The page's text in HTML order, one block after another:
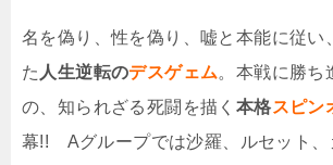
名を偽り、性を偽り、嘘と本能に従い
た 人生逆転のデスゲェム。本戦に勝ち
の、知られざる死闘を描く 本格スピン
幕!! Aグループでは沙羅、ルセット、